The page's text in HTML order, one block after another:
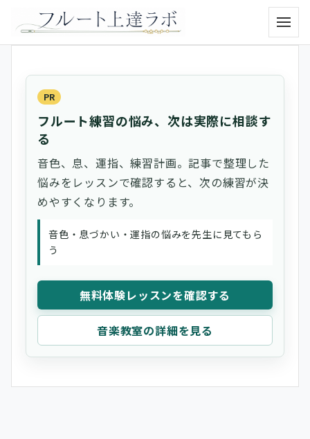
メニ
PR
フルート練習の悩み、次は実際に相談す
る
音色、息、運指、練習計画。記事で整理した
悩みをレッスンで確認すると、次の練習が決
めやすくなります。
音色・息づかい・運指の悩みを先生に見てもら
う
無料体験レッスンを確認する
音楽教室の詳細を見る